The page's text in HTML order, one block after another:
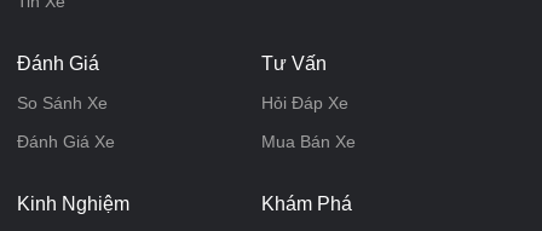
Đánh Giá
So Sánh Xe
Đánh Giá Xe
Tư Vấn
Hỏi Đáp Xe
Mua Bán Xe
Kinh Nghiệm Khám Phá